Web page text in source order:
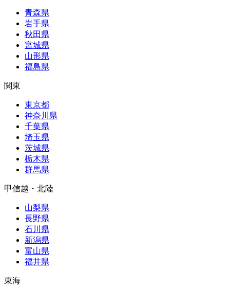
青森県
岩手県
秋田県
宮城県
山形県
福島県
関東
東京都
神奈川県
千葉県
埼玉県
茨城県
栃木県
群馬県
甲信越・北陸
山梨県
長野県
石川県
新潟県
富山県
福井県
東海